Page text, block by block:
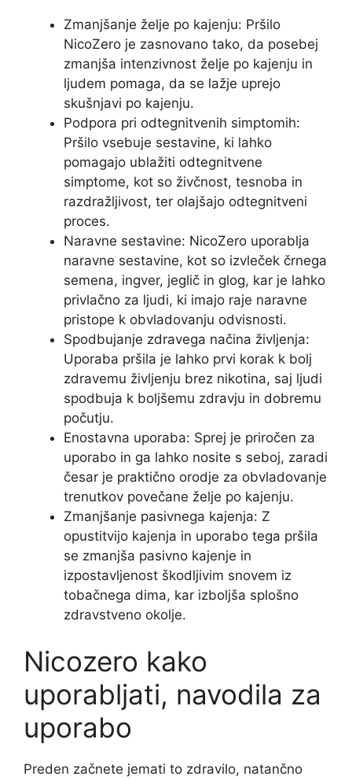
Zmanjšanje želje po kajenju: Pršilo
NicoZero je zasnovano tako, da posebej
zmanjša intenzivnost želje po kajenju in
ljudem pomaga, da se lažje uprejo
skušnjavi po kajenju.
Podpora pri odtegnitvenih simptomih:
Pršilo vsebuje sestavine, ki lahko
pomagajo ublažiti odtegnitvene
simptome, kot so živčnost, tesnoba in
razdražljivost, ter olajšajo odtegnitveni
proces.
Naravne sestavine: NicoZero uporablja
naravne sestavine, kot so izvleček črnega
semena, ingver, jeglič in glog, kar je lahko
privlačno za ljudi, ki imajo raje naravne
pristope k obvladovanju odvisnosti.
Spodbujanje zdravega načina življenja:
Uporaba pršila je lahko prvi korak k bolj
zdravemu življenju brez nikotina, saj ljudi
spodbuja k boljšemu zdravju in dobremu
počutju.
Enostavna uporaba: Sprej je priročen za
uporabo in ga lahko nosite s seboj, zaradi
česar je praktično orodje za obvladovanje
trenutkov povečane želje po kajenju.
Zmanjšanje pasivnega kajenja: Z
opustitvijo kajenja in uporabo tega pršila
se zmanjša pasivno kajenje in
izpostavljenost škodljivim snovem iz
tobačnega dima, kar izboljša splošno
zdravstveno okolje.
Nicozero kako
uporabljati, navodila za
uporabo
Preden začnete jemati to zdravilo, natančno